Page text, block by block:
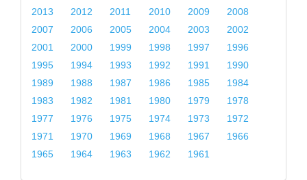
2013
2012 2011 2010 2009
2008
2007
2006 2005 2004 2003
2002
2001
2000 1999 1998 1997
1996
1995
1994 1993 1992 1991
1990
1989
1988 1987 1986 1985
1984
1983
1982 1981 1980 1979
1978
1977
1976 1975 1974 1973
1972
1971
1970 1969 1968 1967
1966
1965
1964 1963 1962 1961